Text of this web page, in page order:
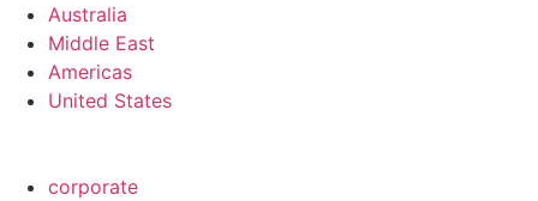
Australia
Middle East
Americas
United States
corporate